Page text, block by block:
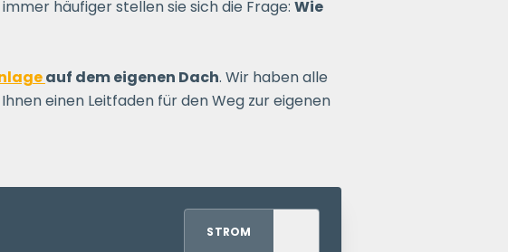
häufiger stellen sie sich die Frage: Wie
auf dem eigenen Dach. Wir haben alle
einen Leitfaden für den Weg zur eigenen
STROM